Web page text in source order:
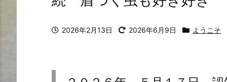
2026年2月13日 2026年6月9日 ようこそ